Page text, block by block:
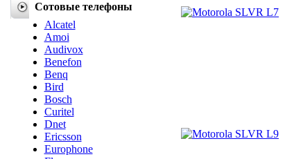
Сотовые телефоны
Alcatel
Amoi
Audivox
Benefon
Benq
Bird
Bosch
Curitel
Dnet
Ericsson
Europhone